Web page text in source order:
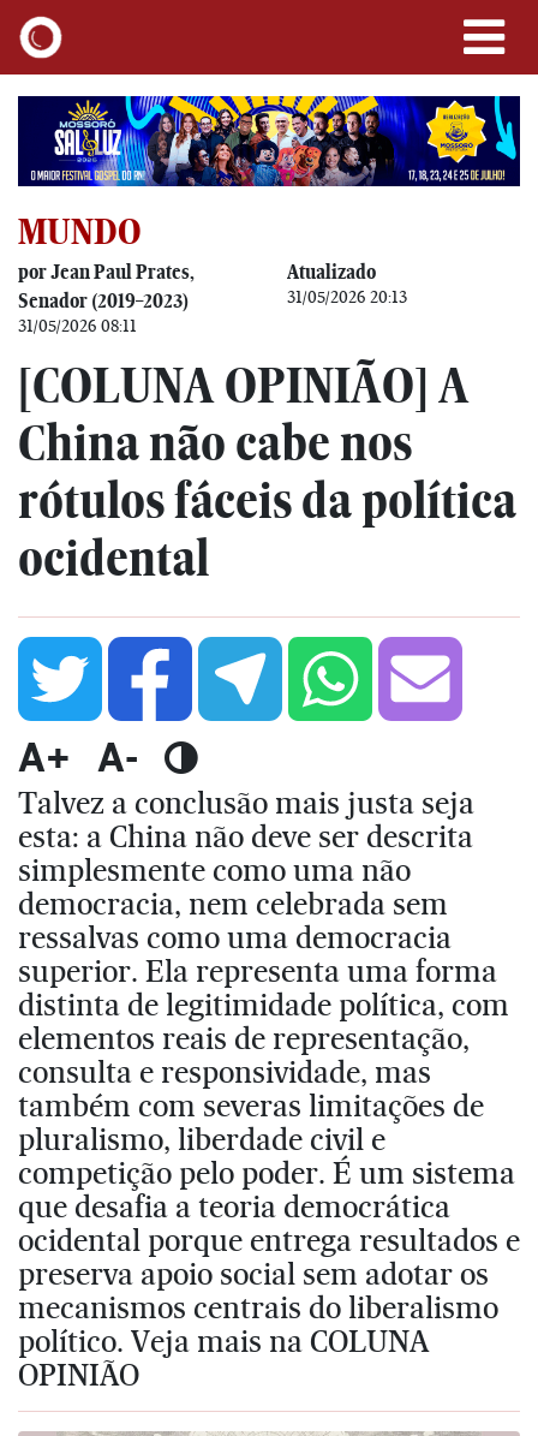
MUNDO
por Jean Paul Prates,
Senador (2019–2023)
31/05/2026 08:11
Atualizado
31/05/2026 20:13
[COLUNA OPINIÃO] A
China não cabe nos
rótulos fáceis da política
ocidental
A+ A-
Talvez a conclusão mais justa seja
esta: a China não deve ser descrita
simplesmente como uma não
democracia, nem celebrada sem
ressalvas como uma democracia
superior. Ela representa uma forma
distinta de legitimidade política, com
elementos reais de representação,
consulta e responsividade, mas
também com severas limitações de
pluralismo, liberdade civil e
competição pelo poder. É um sistema
que desafia a teoria democrática
ocidental porque entrega resultados e
preserva apoio social sem adotar os
mecanismos centrais do liberalismo
político. Veja mais na COLUNA
OPINIÃO